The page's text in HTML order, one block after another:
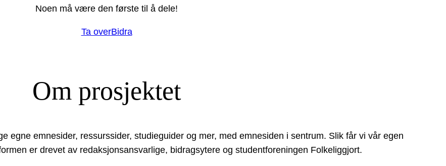
Noen må være den første til å dele!
Ta overBidra
Om prosjektet
egne emnesider, ressurssider, studieguider og mer, med emnesiden i sentrum. Slik får vi vår egen
er drevet av redaksjonsansvarlige, bidragsytere og studentforeningen Folkeliggjort.